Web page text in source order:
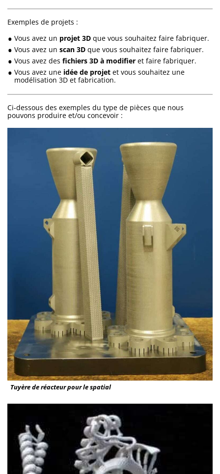
Exemples de projets :
Vous avez un projet 3D que vous souhaitez faire fabriquer.
Vous avez un scan 3D que vous souhaitez faire fabriquer.
Vous avez des fichiers 3D à modifier et faire fabriquer.
Vous avez une idée de projet et vous souhaitez une
modélisation 3D et fabrication.
Ci-dessous des exemples du type de pièces que nous
pouvons produire et/ou concevoir :
Tuyère de réacteur pour le spatial